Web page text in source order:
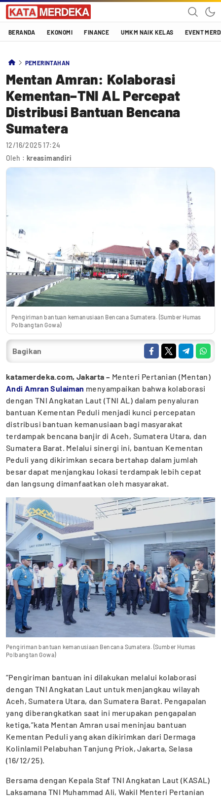
Katamerdeka
KATA MERDEKA
BERANDA EKONOMI FINANCE UMKM NAIK KELAS EVENT
PEMERINTAHAN
Mentan Amran: Kolaborasi
Kementan–TNI AL Percepat
Distribusi Bantuan Bencana
Sumatera
12/16/2025 17:24
Oleh : kreasimandiri
Pengiriman bantuan kemanusiaan Bencana Sumatera. (Sumber Humas
Polbangtan Gowa)
Bagikan
katamerdeka.com, Jakarta – Menteri Pertanian (Mentan)
Andi Amran Sulaiman menyampaikan bahwa kolaborasi
dengan TNI Angkatan Laut (TNI AL) dalam penyaluran
bantuan Kementan Peduli menjadi kunci percepatan
distribusi bantuan kemanusiaan bagi masyarakat
terdampak bencana banjir di Aceh, Sumatera Utara, dan
Sumatera Barat. Melalui sinergi ini, bantuan Kementan
Peduli yang dikirimkan secara bertahap dalam jumlah
besar dapat menjangkau lokasi terdampak lebih cepat
dan langsung dimanfaatkan oleh masyarakat.
Pengiriman bantuan kemanusiaan Bencana Sumatera. (Sumber Humas
Polbangtan Gowa)
“Pengiriman bantuan ini dilakukan melalui kolaborasi
dengan TNI Angkatan Laut untuk menjangkau wilayah
Aceh, Sumatera Utara, dan Sumatera Barat. Pengapalan
yang diberangkatkan saat ini merupakan pengapalan
ketiga,”kata Mentan Amran usai meninjau bantuan
Kementan Peduli yang akan dikirimkan dari Dermaga
Kolinlamil Pelabuhan Tanjung Priok, Jakarta, Selasa
(16/12/25).
Bersama dengan Kepala Staf TNI Angkatan Laut (KASAL)
Laksamana TNI Muhammad Ali, Wakil Menteri Pertanian